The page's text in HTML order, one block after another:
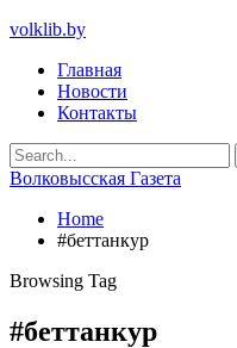
volklib.by
Главная
Новости
Контакты
Волковысская Газета
Home
#беттанкур
Browsing Tag
#беттанкур